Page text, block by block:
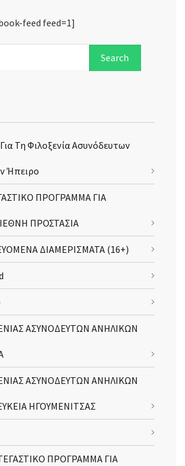
feed feed=1]
Τη Φιλοξενία Ασυνόδευτων
Ήπειρο
ΠΡΟΓΡΑΜΜΑ ΓΙΑ
ΠΡΟΣΤΑΣΙΑ
ΔΙΑΜΕΡΙΣΜΑΤΑ (16+)
ΑΣΥΝΟΔΕΥΤΩΝ ΑΝΗΛΙΚΩΝ
ΑΣΥΝΟΔΕΥΤΩΝ ΑΝΗΛΙΚΩΝ
ΗΓΟΥΜΕΝΙΤΣΑΣ
ΠΡΟΓΡΑΜΜΑ ΓΙΑ